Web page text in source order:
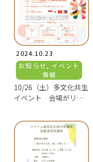
2024.10.23
お知らせ, イベント
情報
10/26（土）多文化共生
イベント 会場がリカ
となりました